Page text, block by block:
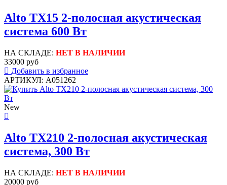
Alto TX15 2-полосная акустическая
система 600 Вт
НА СКЛАДЕ: НЕТ В НАЛИЧИИ
33000 руб
Добавить в избранное
АРТИКУЛ: A051262
New
Alto TX210 2-полосная акустическая
система, 300 Вт
НА СКЛАДЕ: НЕТ В НАЛИЧИИ
20000 руб